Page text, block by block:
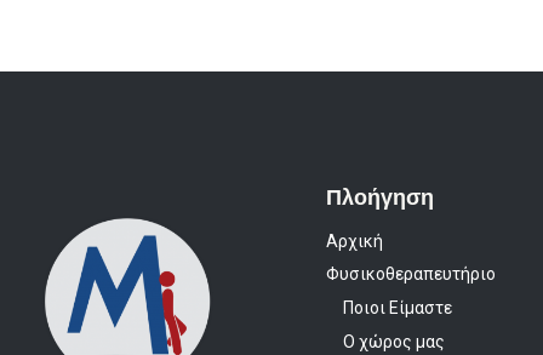
Πλοήγηση
Αρχική
Φυσικοθεραπευτήριο
Ποιοι Είμαστε
Ο χώρος μας